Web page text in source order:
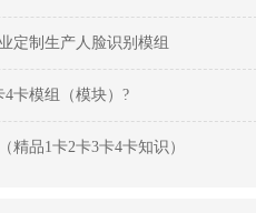
定制生产人脸识别模组
卡模组（模块）?
精品1卡2卡3卡4卡知识）